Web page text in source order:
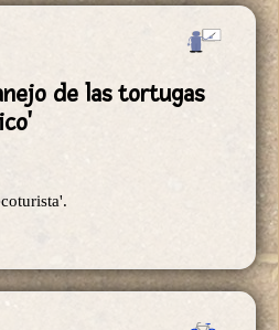
de las tortugas